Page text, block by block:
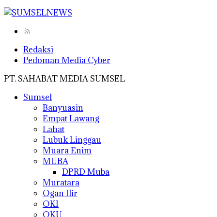
Redaksi
Pedoman Media Cyber
PT. SAHABAT MEDIA SUMSEL
Sumsel
Banyuasin
Empat Lawang
Lahat
Lubuk Linggau
Muara Enim
MUBA
DPRD Muba
Muratara
Ogan Ilir
OKI
OKU